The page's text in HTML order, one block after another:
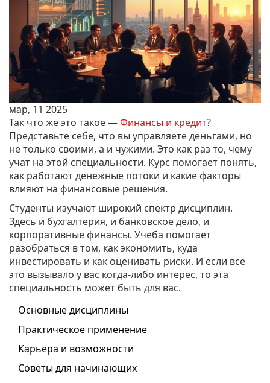
мар, 11 2025
Так что же это такое —Финансы и кредит?
Представьте себе, что вы управляете деньгами, но
не только своими, а и чужими. Это как раз то, чему
учат на этой специальности. Курс помогает понять,
как работают денежные потоки и какие факторы
влияют на финансовые решения.
Студенты изучают широкий спектр дисциплин.
Здесь и бухгалтерия, и банковское дело, и
корпоративные финансы. Учеба помогает
разобраться в том, как экономить, куда
инвестировать и как оценивать риски. И если все
это вызывало у вас когда-либо интерес, то эта
специальность может быть для вас.
Основные дисциплины
Практическое применение
Карьера и возможности
Советы для начинающих